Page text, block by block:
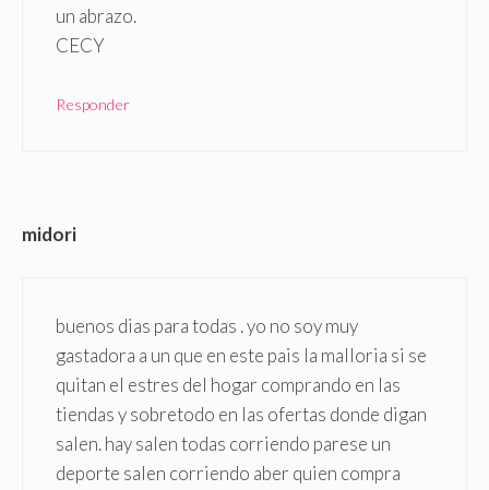
un abrazo.
CECY
Responder
midori
buenos dias para todas . yo no soy muy
gastadora a un que en este pais la malloria si se
quitan el estres del hogar comprando en las
tiendas y sobretodo en las ofertas donde digan
salen. hay salen todas corriendo parese un
deporte salen corriendo aber quien compra